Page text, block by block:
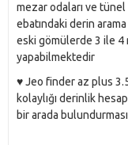
mezar odaları ve
ebatındaki derin
eski gömülerde 3 ile
yapabilmektedir
♥️ Jeo finder az plus
kolaylığı derinlik
bir arada